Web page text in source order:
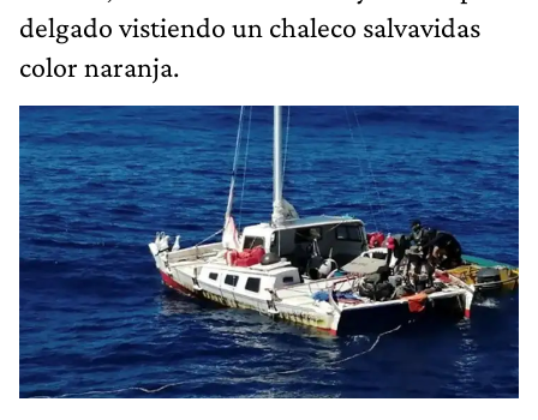
delgado vistiendo un chaleco salvavidas
color naranja.